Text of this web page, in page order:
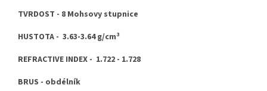
TVRDOST - 8 Mohsovy stupnice
HUSTOTA - 3.63-3.64 g/cm³
REFRACTIVE INDEX - 1.722 - 1.728
BRUS - obdélník